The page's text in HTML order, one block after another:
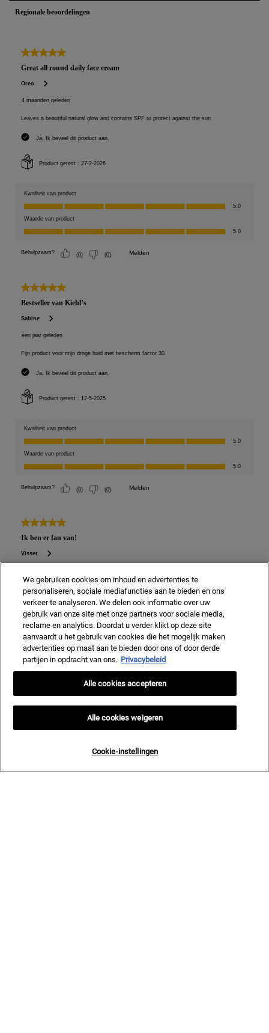
We gebruiken cookies om inhoud en advertenties te
personaliseren, sociale mediafuncties aan te bieden en ons
verkeer te analyseren. We delen ook informatie over uw
gebruik van onze site met onze partners voor sociale media,
reclame en analytics. Doordat u verder klikt op deze site
aanvaardt u het gebruik van cookies die het mogelijk maken
advertenties op maat aan te bieden door ons of door derde
partijen in opdracht van ons. Privacybeleid
Cookie-instellingen
Alle cookies weigeren
Alle cookies accepteren